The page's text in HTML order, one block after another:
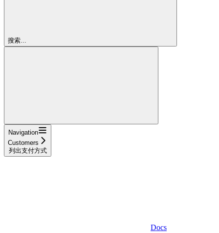
搜索...
Navigation
Customers
列出支付方式
Docs